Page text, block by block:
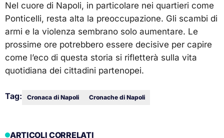
Nel cuore di Napoli, in particolare nei quartieri come
Ponticelli, resta alta la preoccupazione. Gli scambi di
armi e la violenza sembrano solo aumentare. Le
prossime ore potrebbero essere decisive per capire
come l’eco di questa storia si rifletterà sulla vita
quotidiana dei cittadini partenopei.
Tag: Cronaca di Napoli Cronache di Napoli
ARTICOLI CORRELATI